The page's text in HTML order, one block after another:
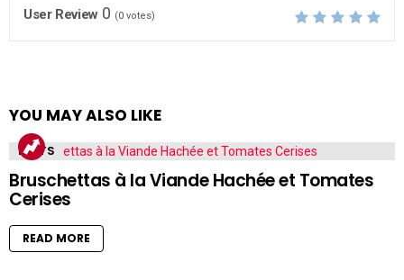
User Review 0 (0votes)
YOU MAY ALSO LIKE
PLATS
Bruschettas à la Viande Hachée et Tomates
Cerises
READ MORE